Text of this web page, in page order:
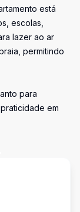
está
escolas,
lazer ao ar
permitindo
para
em